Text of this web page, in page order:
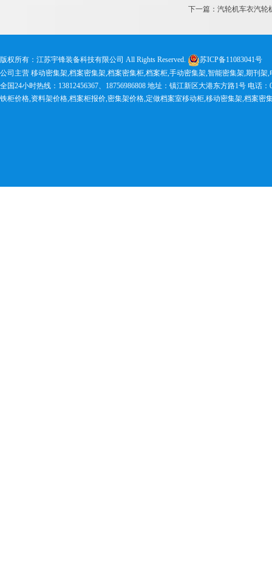
下一篇：汽轮机车衣汽轮
版权所有：江苏宇锋装备科技有限公司 All Rights Reserved.
苏ICP备11083041号
公司主营 移动密集架,档案密集架,档案密集柜,档案柜,手动密集架,智能密集架,期刊
全国24小时热线：13812456367、18756986808 地址：镇江新区大港东方路1号 电话：
铁柜价格,资料架价格,档案柜报价,密集架价格,定做档案室移动柜,移动密集架,档案密